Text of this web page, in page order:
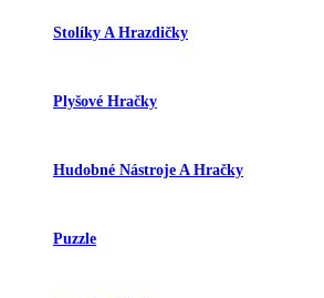
Stolíky A Hrazdičky
Plyšové Hračky
Hudobné Nástroje A Hračky
Puzzle